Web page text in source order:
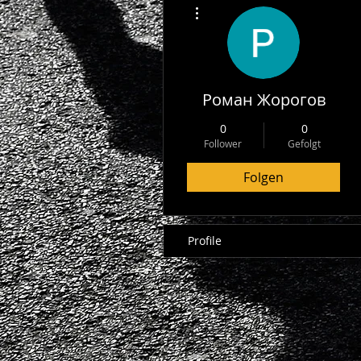
Роман Жорогов
0
Follower
0
Gefolgt
Folgen
Profile